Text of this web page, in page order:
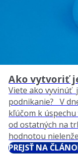
Ako vytvoriť
Viete ako vyvinúť
podnikanie? V
kľúčom k
od ostatných na
hodnotou
umožní stanoviť
PREJSŤ NA